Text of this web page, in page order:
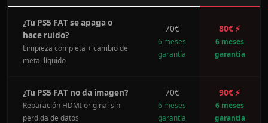
¿Tu PS5 FAT se apaga o
hace ruido?
Limpieza completa + cambio de
metal líquido
70€
6 meses
garantía
80€ ⚡
6 meses
garantía
¿Tu PS5 FAT no da imagen?
Reparación HDMI original sin
pérdida de datos
70€
6 meses
garantía
90€ ⚡
6 meses
garantía